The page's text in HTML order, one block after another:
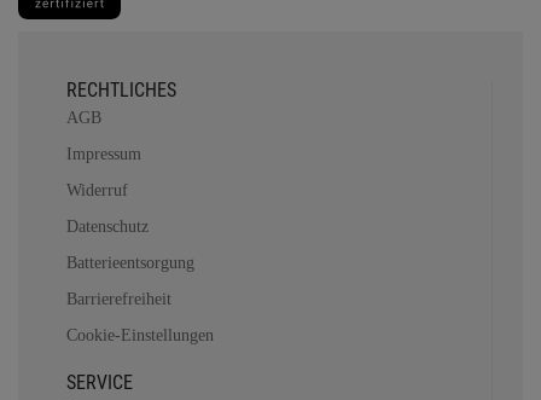
RECHTLICHES
AGB
Impressum
Widerruf
Datenschutz
Batterieentsorgung
Barrierefreiheit
Cookie-Einstellungen
SERVICE